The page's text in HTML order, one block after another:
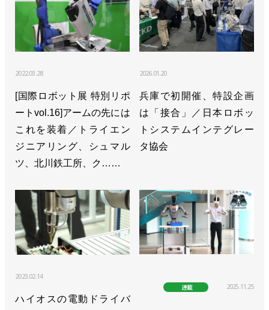
2022.03.28
[国際ロボット展 特別リポ
ートvol.16]アームの先には
これを装着／トライエン
ジニアリング、シュマル
ツ、北川鉄工所、ク……
2026.01.20
兵庫で初開催、特設企画
は「接合」／日本ロボッ
トシステムインテグレー
タ協会
2023.02.14
ハイオスの電動ドライバ
連載 2025.11.25